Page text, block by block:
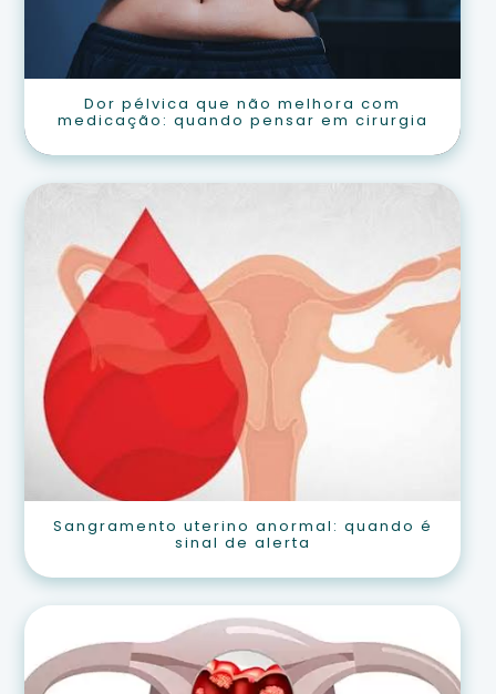
Dor pélvica que não melhora com
medicação: quando pensar em cirurgia
Sangramento uterino anormal: quando é
sinal de alerta